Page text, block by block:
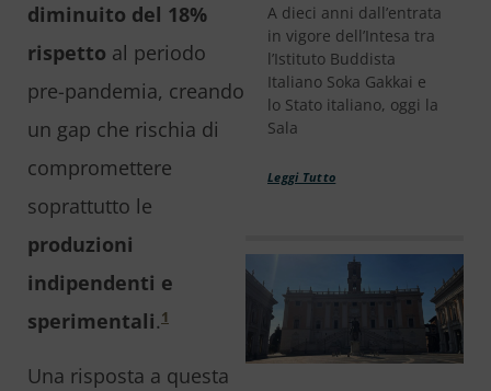
diminuito del 18%
rispetto al periodo
pre-pandemia, creando
un gap che rischia di
compromettere
soprattutto le
produzioni
indipendenti e
sperimentali.1
Una risposta a questa
A dieci anni dall’entrata
in vigore dell’Intesa tra
l’Istituto Buddista
Italiano Soka Gakkai e
lo Stato italiano, oggi la
Sala
Leggi Tutto